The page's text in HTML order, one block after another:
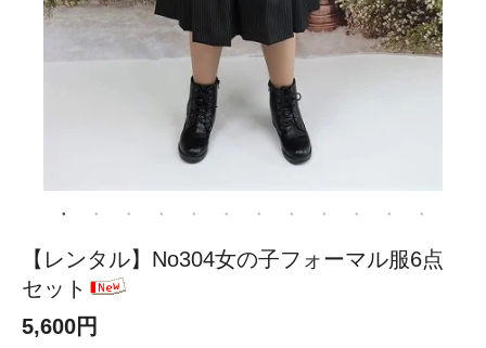
【レンタル】No304女の子フォーマル服6点
セット
5,600円